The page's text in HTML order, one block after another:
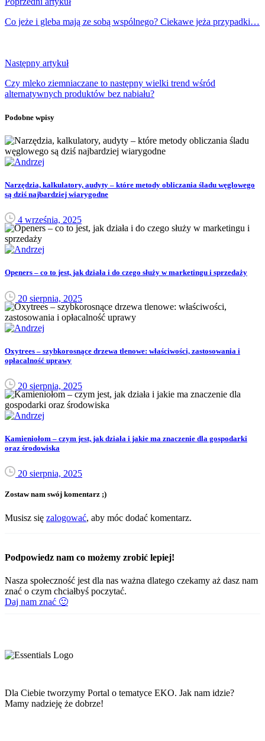
Co jeże i gleba mają ze sobą wspólnego? Ciekawe jeża przypadki…
Następny artykuł
Czy mleko ziemniaczane to następny wielki trend wśród
alternatywnych produktów bez nabiału?
Podobne wpisy
Narzędzia, kalkulatory, audyty – które metody obliczania śladu węglowego
są dziś najbardziej wiarygodne
4 września, 2025
Openers – co to jest, jak działa i do czego służy w marketingu i sprzedaży
20 sierpnia, 2025
Oxytrees – szybkorosnące drzewa tlenowe: właściwości, zastosowania i
opłacalność uprawy
20 sierpnia, 2025
Kamieniołom – czym jest, jak działa i jakie ma znaczenie dla gospodarki
oraz środowiska
20 sierpnia, 2025
Zostaw nam swój komentarz ;)
Musisz się zalogować, aby móc dodać komentarz.
Podpowiedz nam co możemy zrobić lepiej!
Nasza społeczność jest dla nas ważna dlatego czekamy aż dasz nam
znać o czym chciałbyś poczytać.
Daj nam znać 🙂
Dla Ciebie tworzymy Portal o tematyce EKO. Jak nam idzie?
Mamy nadzieję że dobrze!